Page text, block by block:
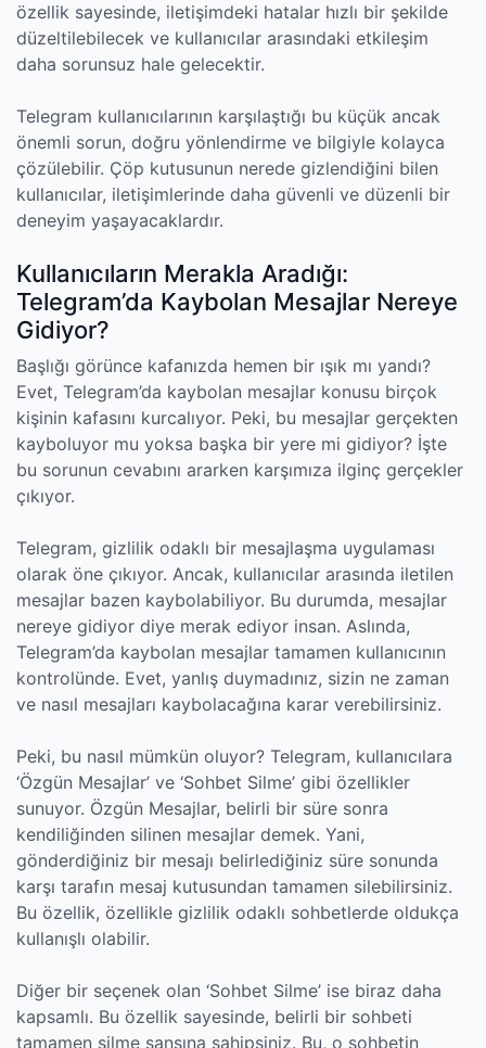
özellik sayesinde, iletişimdeki hatalar hızlı bir şekilde
düzeltilebilecek ve kullanıcılar arasındaki etkileşim
daha sorunsuz hale gelecektir.
Telegram kullanıcılarının karşılaştığı bu küçük ancak
önemli sorun, doğru yönlendirme ve bilgiyle kolayca
çözülebilir. Çöp kutusunun nerede gizlendiğini bilen
kullanıcılar, iletişimlerinde daha güvenli ve düzenli bir
deneyim yaşayacaklardır.
Kullanıcıların Merakla Aradığı:
Telegram’da Kaybolan Mesajlar Nereye
Gidiyor?
Başlığı görünce kafanızda hemen bir ışık mı yandı?
Evet, Telegram’da kaybolan mesajlar konusu birçok
kişinin kafasını kurcalıyor. Peki, bu mesajlar gerçekten
kayboluyor mu yoksa başka bir yere mi gidiyor? İşte
bu sorunun cevabını ararken karşımıza ilginç gerçekler
çıkıyor.
Telegram, gizlilik odaklı bir mesajlaşma uygulaması
olarak öne çıkıyor. Ancak, kullanıcılar arasında iletilen
mesajlar bazen kaybolabiliyor. Bu durumda, mesajlar
nereye gidiyor diye merak ediyor insan. Aslında,
Telegram’da kaybolan mesajlar tamamen kullanıcının
kontrolünde. Evet, yanlış duymadınız, sizin ne zaman
ve nasıl mesajları kaybolacağına karar verebilirsiniz.
Peki, bu nasıl mümkün oluyor? Telegram, kullanıcılara
‘Özgün Mesajlar’ ve ‘Sohbet Silme’ gibi özellikler
sunuyor. Özgün Mesajlar, belirli bir süre sonra
kendiliğinden silinen mesajlar demek. Yani,
gönderdiğiniz bir mesajı belirlediğiniz süre sonunda
karşı tarafın mesaj kutusundan tamamen silebilirsiniz.
Bu özellik, özellikle gizlilik odaklı sohbetlerde oldukça
kullanışlı olabilir.
Diğer bir seçenek olan ‘Sohbet Silme’ ise biraz daha
kapsamlı. Bu özellik sayesinde, belirli bir sohbeti
tamamen silme şansına sahipsiniz. Bu, o sohbetin